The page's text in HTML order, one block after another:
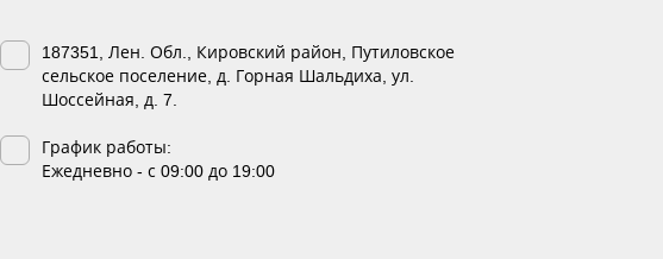
187351, Лен. Обл., Кировский район, Путиловское
сельское поселение, д. Горная Шальдиха, ул.
Шоссейная, д. 7.
График работы:
Ежедневно - с 09:00 до 19:00